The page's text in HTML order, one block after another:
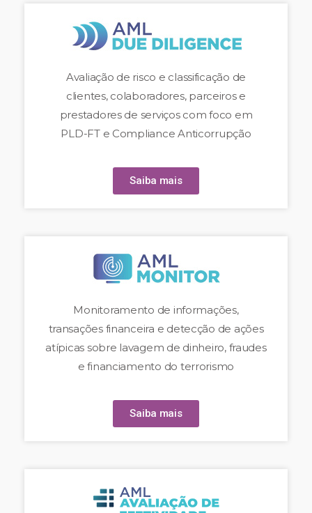
Avaliação de risco e classificação de
clientes, colaboradores, parceiros e
prestadores de serviços com foco em
PLD-FT e Compliance Anticorrupção
Saiba mais
Monitoramento de informações,
transações financeira e detecção de ações
atípicas sobre lavagem de dinheiro, fraudes
e financiamento do terrorismo
Saiba mais